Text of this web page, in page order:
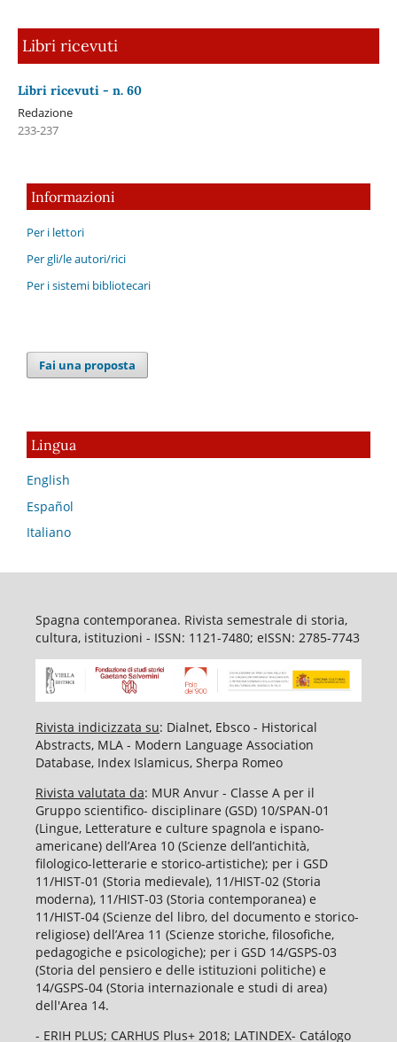
Libri ricevuti
Libri ricevuti - n. 60
Redazione
233-237
Informazioni
Per i lettori
Per gli/le autori/rici
Per i sistemi bibliotecari
Fai una proposta
Lingua
English
Español
Italiano
Spagna contemporanea. Rivista semestrale di storia,
cultura, istituzioni - ISSN: 1121-7480; eISSN: 2785-7743
Rivista indicizzata su: Dialnet, Ebsco - Historical
Abstracts, MLA - Modern Language Association
Database, Index Islamicus, Sherpa Romeo
Rivista valutata da: MUR Anvur - Classe A per il
Gruppo scientifico- disciplinare (GSD) 10/SPAN-01
(Lingue, Letterature e culture spagnola e ispano-
americane) dell’Area 10 (Scienze dell’antichità,
filologico-letterarie e storico-artistiche); per i GSD
11/HIST-01 (Storia medievale), 11/HIST-02 (Storia
moderna), 11/HIST-03 (Storia contemporanea) e
11/HIST-04 (Scienze del libro, del documento e storico-
religiose) dell’Area 11 (Scienze storiche, filosofiche,
pedagogiche e psicologiche); per i GSD 14/GSPS-03
(Storia del pensiero e delle istituzioni politiche) e
14/GSPS-04 (Storia internazionale e studi di area)
dell'Area 14.
- ERIH PLUS; CARHUS Plus+ 2018; LATINDEX- Catálogo